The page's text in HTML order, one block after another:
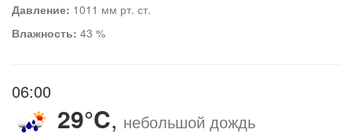
Давление: 1011 мм рт. ст.
Влажность: 43 %
06:00
29°C, небольшой дождь